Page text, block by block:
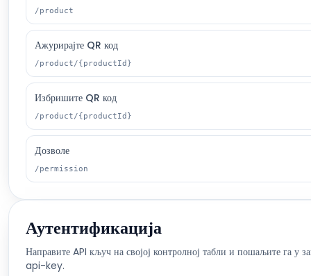
/product
Ажурирајте QR код
/product/{productId}
Избришите QR код
/product/{productId}
Дозволе
/permission
Аутентификација
Направите API кључ на својој контролној табли и пошаљите га у
api-key.